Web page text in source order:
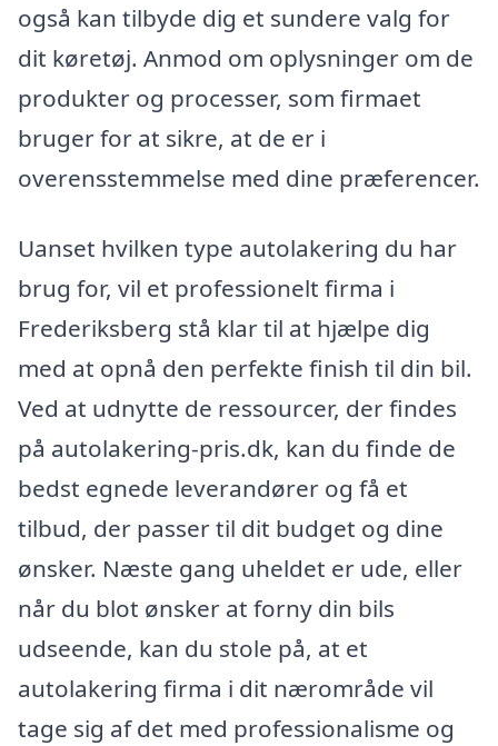
også kan tilbyde dig et sundere valg for
dit køretøj. Anmod om oplysninger om de
produkter og processer, som firmaet
bruger for at sikre, at de er i
overensstemmelse med dine præferencer.
Uanset hvilken type autolakering du har
brug for, vil et professionelt firma i
Frederiksberg stå klar til at hjælpe dig
med at opnå den perfekte finish til din bil.
Ved at udnytte de ressourcer, der findes
på autolakering-pris.dk, kan du finde de
bedst egnede leverandører og få et
tilbud, der passer til dit budget og dine
ønsker. Næste gang uheldet er ude, eller
når du blot ønsker at forny din bils
udseende, kan du stole på, at et
autolakering firma i dit nærområde vil
tage sig af det med professionalisme og